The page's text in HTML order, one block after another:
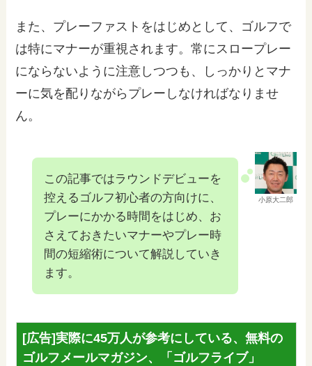
また、プレーファストをはじめとして、ゴルフで
は特にマナーが重視されます。常にスロープレー
にならないように注意しつつも、しっかりとマナ
ーに気を配りながらプレーしなければなりませ
ん。
小原大二郎
この記事ではラウンドデビューを
控えるゴルフ初心者の方向けに、
プレーにかかる時間をはじめ、お
さえておきたいマナーやプレー時
間の短縮術について解説していき
ます。
[広告]実際に45万人が参考にしている、無料の
ゴルフメールマガジン、「ゴルフライブ」